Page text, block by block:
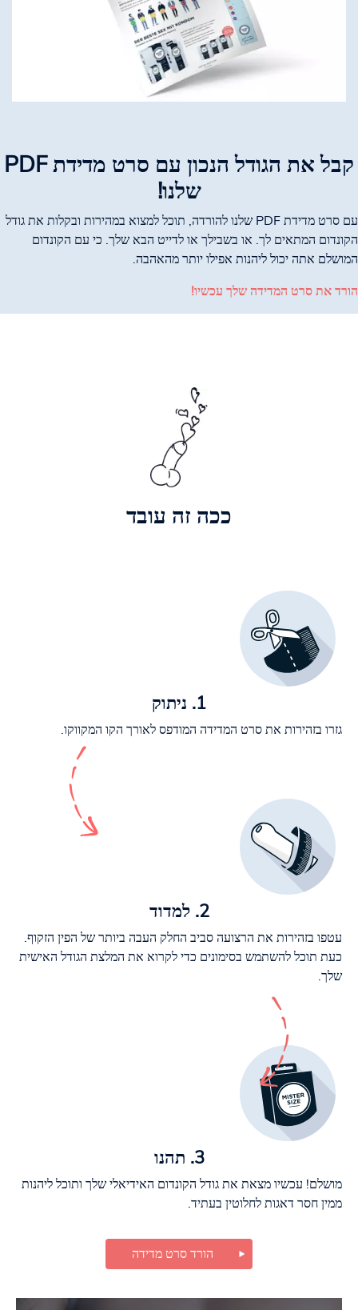
קבל את הגודל הנכון עם סרט מדידת PDF
שלנו!
עם סרט מדידת PDF שלנו להורדה, תוכל למצוא במהירות ובקלות את גודל
הקונדום המתאים לך. או בשבילך או לדייט הבא שלך. כי עם הקונדום
המושלם אתה יכול ליהנות אפילו יותר מהאהבה.
הורד את סרט המדידה שלך עכשיו!
ככה זה עובד
1. ניתוק
גזרו בזהירות את סרט המדידה המודפס לאורך הקו המקווקו.
2. למדוד
עטפו בזהירות את הרצועה סביב החלק העבה ביותר של הפין הזקוף.
כעת תוכל להשתמש בסימונים כדי לקרוא את המלצת הגודל האישית
שלך.
3. תהנו
מושלם! עכשיו מצאת את גודל הקונדום האידיאלי שלך ותוכל ליהנות
ממין חסר דאגות לחלוטין בעתיד.
הורד סרט מדידה